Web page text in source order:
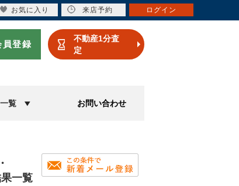
員登録
不動産1分査
定
覧 お問い合わせ
一覧
お気に入り 来店予約 ログイン